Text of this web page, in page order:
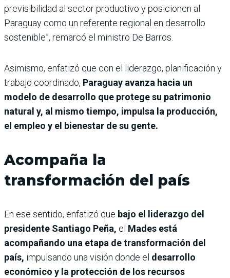
previsibilidad al sector productivo y posicionen al
Paraguay como un referente regional en desarrollo
sostenible”, remarcó el ministro De Barros.
Asimismo, enfatizó que con el liderazgo, planificación y
trabajo coordinado, Paraguay avanza hacia un
modelo de desarrollo que protege su patrimonio
natural y, al mismo tiempo, impulsa la producción,
el empleo y el bienestar de su gente.
Acompaña la
transformación del país
En ese sentido, enfatizó que bajo el liderazgo del
presidente Santiago Peña, el Mades está
acompañando una etapa de transformación del
país, impulsando una visión donde el desarrollo
económico y la protección de los recursos